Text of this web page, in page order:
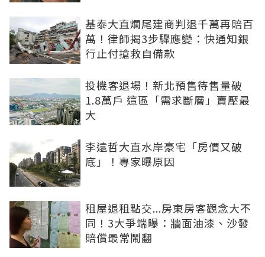
基泰大直爛尾建商判退千萬再賠百
萬！律師揭3步驟應變：快通知銀
行止付搶救自備款
投機客退場！新北預售待售量破
1.8萬戶 這區「需求斷層」賣壓最
大
李遠哲大直水岸豪宅「房價又破
底」！專家曝原因
租屋退租點交...房東房客觀念大不
同！3大爭端曝：牆面油漆、沙發
賠償最常鬧翻